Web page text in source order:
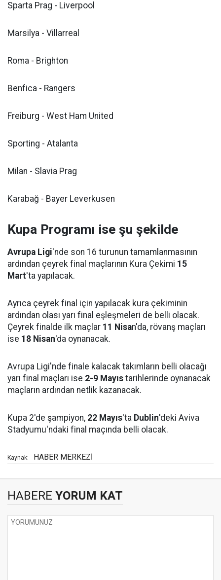
Sparta Prag - Liverpool
Marsilya - Villarreal
Roma - Brighton
Benfica - Rangers
Freiburg - West Ham United
Sporting - Atalanta
Milan - Slavia Prag
Karabağ - Bayer Leverkusen
Kupa Programı ise şu şekilde
Avrupa Ligi'nde son 16 turunun tamamlanmasının
ardından çeyrek final maçlarının Kura Çekimi 15
Mart'ta yapılacak.
Ayrıca çeyrek final için yapılacak kura çekiminin
ardından olası yarı final eşleşmeleri de belli olacak.
Çeyrek finalde ilk maçlar 11 Nisan'da, rövanş maçları
ise 18 Nisan'da oynanacak.
Avrupa Ligi'nde finale kalacak takımların belli olacağı
yarı final maçları ise 2-9 Mayıs tarihlerinde oynanacak
maçların ardından netlik kazanacak.
Kupa 2'de şampiyon, 22 Mayıs'ta Dublin'deki Aviva
Stadyumu'ndaki final maçında belli olacak.
Kaynak: HABER MERKEZİ
HABERE YORUM KAT